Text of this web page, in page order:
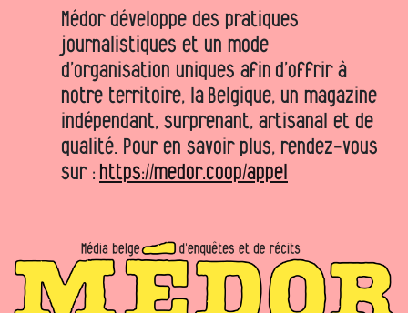
Médor développe des pratiques
journalistiques et un mode
d’organisation uniques afin d’offrir à
notre territoire, la Belgique, un magazine
indépendant, surprenant, artisanal et de
qualité. Pour en savoir plus, rendez-vous
sur : https://medor.coop/appel